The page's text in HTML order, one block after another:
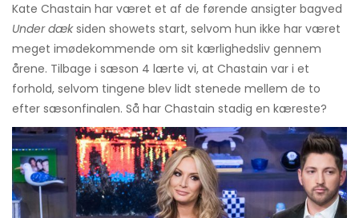
Kate Chastain har været et af de førende ansigter bagved
Under dæksiden showets start, selvom hun ikke har været
meget imødekommende om sit kærlighedsliv gennem
årene. Tilbage i sæson 4 lærte vi, at Chastain var i et
forhold, selvom tingene blev lidt stenede mellem de to
efter sæsonfinalen. Så har Chastain stadig en kæreste?